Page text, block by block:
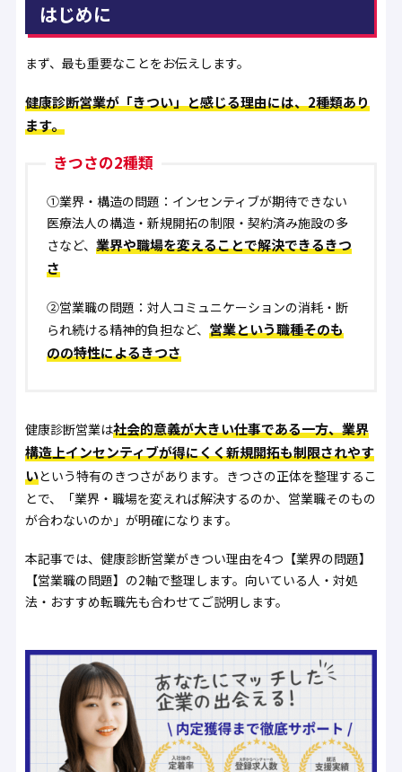
はじめに
まず、最も重要なことをお伝えします。
健康診断営業が「きつい」と感じる理由には、2種類あり
ます。
きつさの2種類
①業界・構造の問題 ：インセンティブが期待できない
医療法人の構造・新規開拓の制限・契約済み施設の多
さなど、 業界や職場を変えることで解決できるきつ
さ
②営業職の問題 ：対人コミュニケーションの消耗・断
られ続ける精神的負担など、 営業という職種そのも
のの特性によるきつさ
健康診断営業は社会的意義が大きい仕事である一方、業界
構造上インセンティブが得にくく新規開拓も制限されやす
いという特有のきつさがあります。きつさの正体を整理するこ
とで、「業界・職場を変えれば解決するのか、営業職そのもの
が合わないのか」が明確になります。
本記事では、健康診断営業がきつい理由を4つ【業界の問題】
【営業職の問題】の2軸で整理します。向いている人・対処
法・おすすめ転職先も合わせてご説明します。